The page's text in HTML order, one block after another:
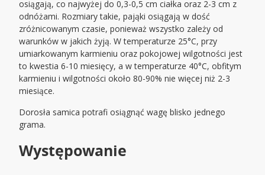
osiągają, co najwyżej do 0,3-0,5 cm ciałka oraz 2-3 cm z
odnóżami. Rozmiary takie, pająki osiągają w dość
zróżnicowanym czasie, ponieważ wszystko zależy od
warunków w jakich żyją. W temperaturze 25°C, przy
umiarkowanym karmieniu oraz pokojowej wilgotności jest
to kwestia 6-10 miesięcy, a w temperaturze 40°C, obfitym
karmieniu i wilgotności około 80-90% nie więcej niż 2-3
miesiące.
Dorosła samica potrafi osiągnąć wagę blisko jednego
grama.
Występowanie